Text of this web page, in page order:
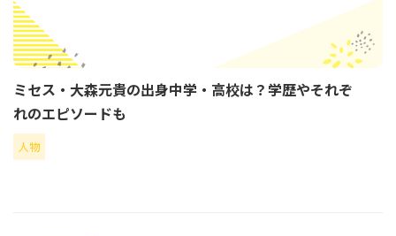
ミセス・大森元貴の出身中学・高校は？学歴やそれぞ
れのエピソードも
人物